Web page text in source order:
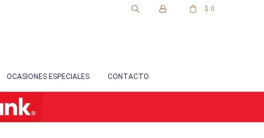
OCASIONES ESPECIALES CONTACTO
$ 0